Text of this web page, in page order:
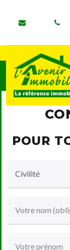
POUR